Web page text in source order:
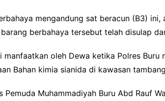
mengandung sat beracun (B3)
berbahaya tersebut telah disulap
manfaatkan oleh Dewa ketika Polres
Bahan kimia sianida di kawasan
Pemuda Muhammadiyah Buru Abd Rauf